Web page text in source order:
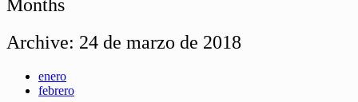
Months
Archive: 24 de marzo de 2018
enero
febrero